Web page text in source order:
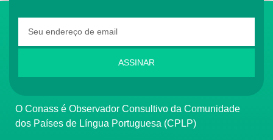
ASSINAR
O Conass é Observador Consultivo da Comunidade
dos Países de Língua Portuguesa (CPLP)